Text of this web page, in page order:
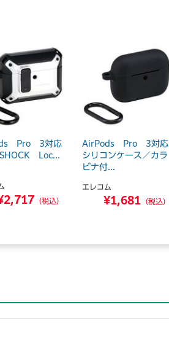
Pro 3対応
Loc...
（税込）
AirPods Pro 3対応
シリコンケース／カラ
ビナ付...
エレコム
¥1,681 （税込）